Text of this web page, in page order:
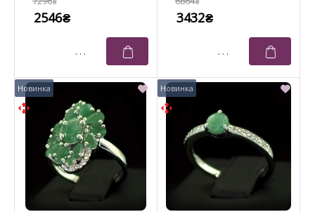
2546₴ 3432₴